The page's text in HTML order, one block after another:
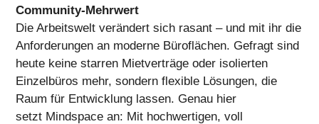
Community-Mehrwert
Die Arbeitswelt verändert sich rasant – und mit ihr die
Anforderungen an moderne Büroflächen. Gefragt sind
heute keine starren Mietverträge oder isolierten
Einzelbüros mehr, sondern flexible Lösungen, die
Raum für Entwicklung lassen. Genau hier
setzt Mindspace an: Mit hochwertigen, voll